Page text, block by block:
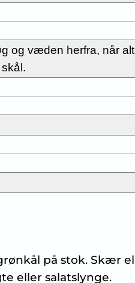
og væden herfra, når alt
på stok. Skær
eller salatslynge.